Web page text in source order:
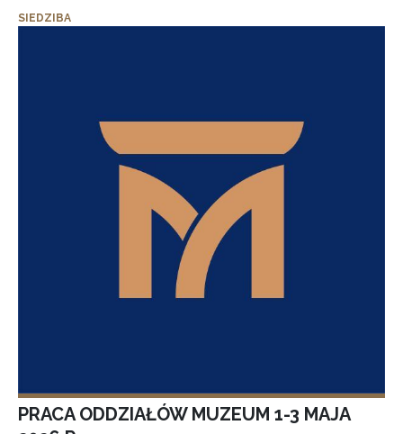
SIEDZIBA
PRACA ODDZIAŁÓW MUZEUM 1-3 MAJA